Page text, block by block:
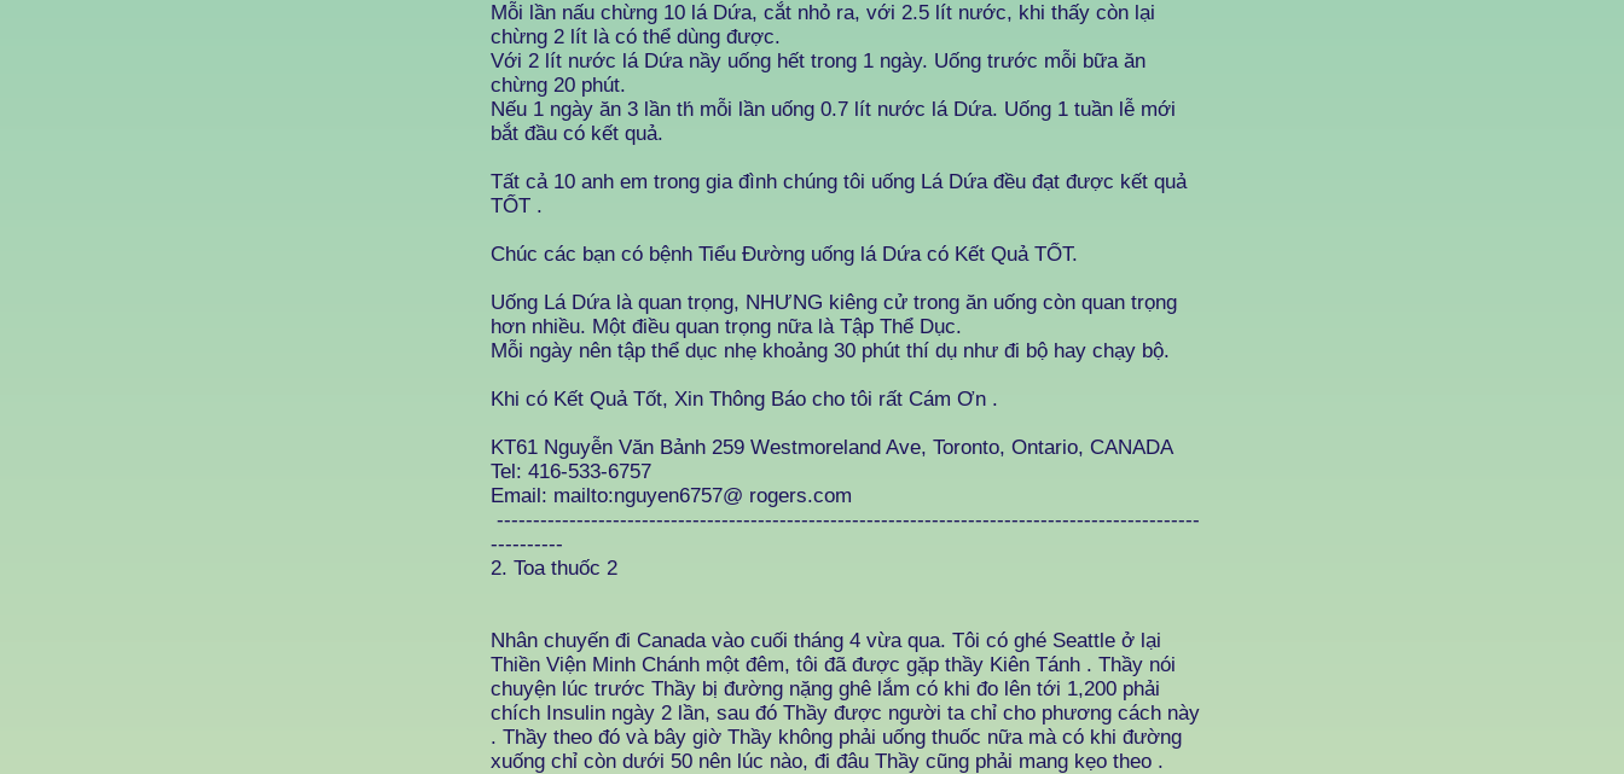
Mỗi lần nấu chừng 10 lá Dứa, cắt nhỏ ra, với 2.5 lít nước, khi thấy còn lại
chừng 2 lít là có thể dùng được.
Với 2 lít nước lá Dứa nầy uống hết trong 1 ngày. Uống trước mỗi bữa ăn
chừng 20 phút.
Nếu 1 ngày ăn 3 lần th́ mỗi lần uống 0.7 lít nước lá Dứa. Uống 1 tuần lễ mới
bắt đầu có kết quả.
Tất cả 10 anh em trong gia đình chúng tôi uống Lá Dứa đều đạt được kết quả
TỐT .
Chúc các bạn có bệnh Tiểu Đường uống lá Dứa có Kết Quả TỐT.
Uống Lá Dứa là quan trọng, NHƯNG kiêng cử trong ăn uống còn quan trọng
hơn nhiều. Một điều quan trọng nữa là Tập Thể Dục.
Mỗi ngày nên tập thể dục nhẹ khoảng 30 phút thí dụ như đi bộ hay chạy bộ.
Khi có Kết Quả Tốt, Xin Thông Báo cho tôi rất Cám Ơn .
KT61 Nguyễn Văn Bảnh 259 Westmoreland Ave, Toronto, Ontario, CANADA
Tel: 416-533-6757
Email: mailto:nguyen6757@ rogers.com
-------------------------------------------------------------------------------------------------
----------
2. Toa thuốc 2
Nhân chuyến đi Canada vào cuối tháng 4 vừa qua. Tôi có ghé Seattle ở lại
Thiền Viện Minh Chánh một đêm, tôi đã được gặp thầy Kiên Tánh . Thầy nói
chuyện lúc trước Thầy bị đường nặng ghê lắm có khi đo lên tới 1,200 phải
chích Insulin ngày 2 lần, sau đó Thầy được người ta chỉ cho phương cách này
. Thầy theo đó và bây giờ Thầy không phải uống thuốc nữa mà có khi đường
xuống chỉ còn dưới 50 nên lúc nào, đi đâu Thầy cũng phải mang kẹo theo .